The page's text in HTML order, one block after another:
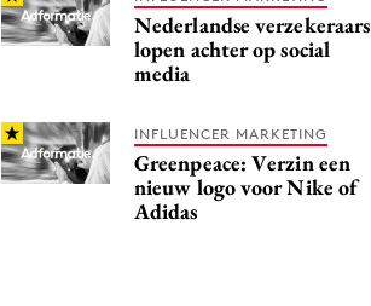
Nederlandse verzekeraars
lopen achter op social
media
INFLUENCER MARKETING
Greenpeace: Verzin een
nieuw logo voor Nike of
Adidas